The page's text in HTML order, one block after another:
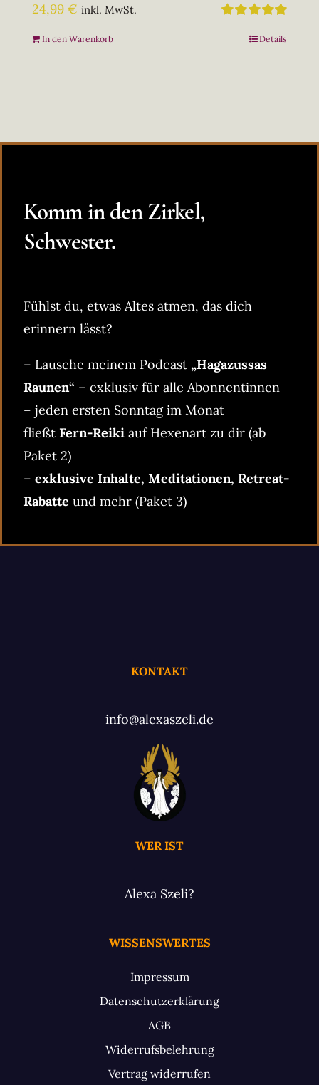
5.00von
24,99 € inkl. MwSt.
In den Warenkorb Details
Komm in den Zirkel,
Schwester.
Fühlst du, etwas Altes atmen, das dich
erinnern lässt?
– Lausche meinem Podcast „Hagazussas
Raunen“ – exklusiv für alle Abonnentinnen
– jeden ersten Sonntag im Monat
fließt Fern-Reiki auf Hexenart zu dir (ab
Paket 2)
– exklusive Inhalte, Meditationen, Retreat-
Rabatte und mehr (Paket 3)
KONTAKT
info@alexaszeli.de
WER IST
Alexa Szeli?
WISSENSWERTES
Impressum
Datenschutzerklärung
AGB
Widerrufsbelehrung
Vertrag widerrufen